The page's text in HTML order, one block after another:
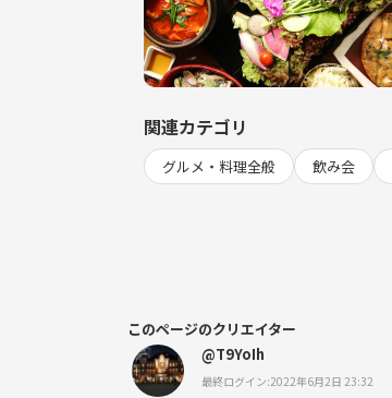
関連カテゴリ
グルメ・料理全般 飲み会
このページのクリエイター
@T9YoIh
最終ログイン:2022年6月2日 23:32